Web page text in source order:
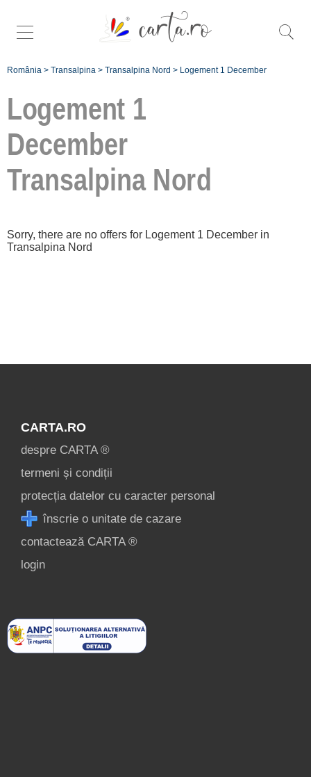
România > Transalpina > Transalpina Nord > Logement 1 December
Logement 1
December
Transalpina Nord
Sorry, there are no offers for Logement 1 December in
Transalpina Nord
Înscrie o
unitate de cazare
®
attractions
Nord »
CARTA.RO
despre CARTA ®
termeni și condiții
protecția datelor cu caracter personal
înscrie o unitate de cazare
contactează CARTA ®
login